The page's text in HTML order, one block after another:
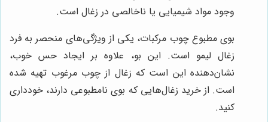
وجود مواد شیمیایی یا ناخالصی در زغال است.
بوی مطبوع چوب مرکبات، یکی از ویژگی‌های منحصر به فرد
زغال لیمو است. این بو، علاوه بر ایجاد حس خوب،
نشان‌دهنده این است که زغال از چوب مرغوب تهیه شده
است. از خرید زغال‌هایی که بوی نامطبوعی دارند، خودداری
کنید.